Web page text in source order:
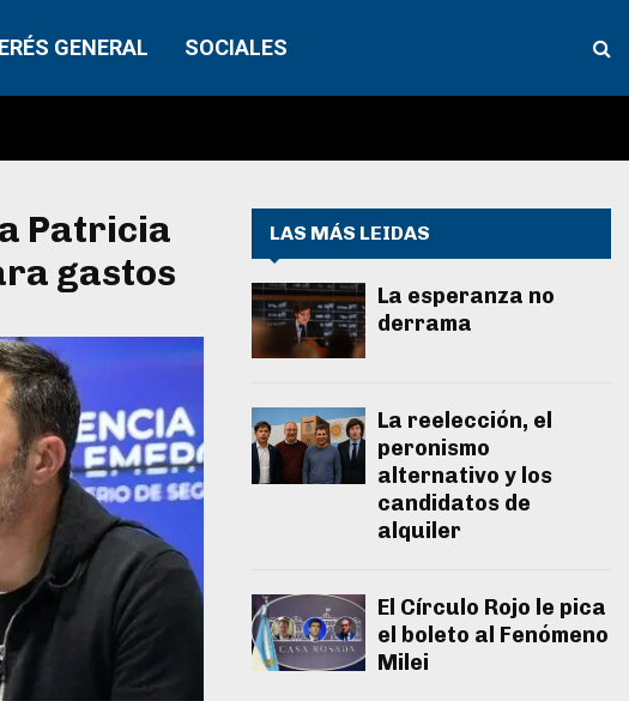
GENERAL SOCIALES
Patricia
gastos
LAS MÁS LEIDAS
La esperanza no
derrama
La reelección, el
peronismo
alternativo y los
candidatos de
alquiler
El Círculo Rojo le pica
el boleto al Fenómeno
Milei